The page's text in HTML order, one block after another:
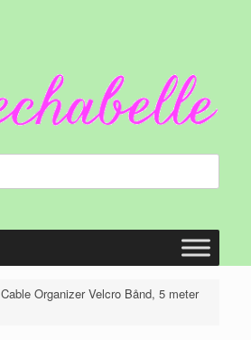
Cable Organizer Velcro Bånd, 5 meter